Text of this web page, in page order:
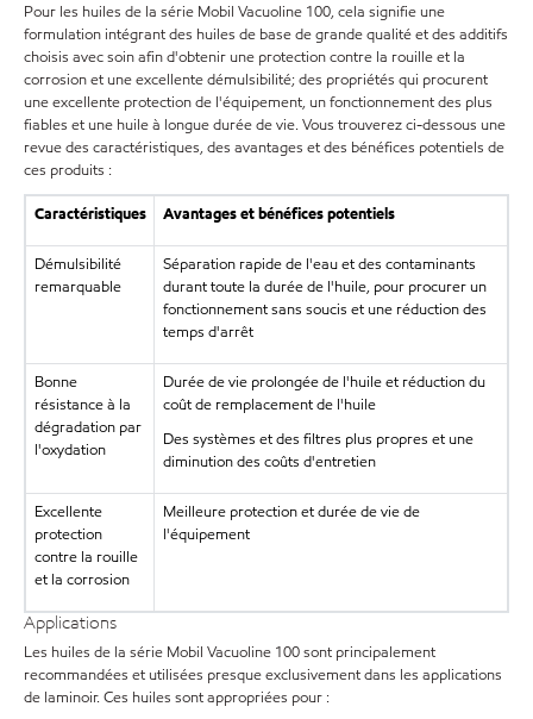
Pour les huiles de la série Mobil Vacuoline 100, cela signifie une
formulation intégrant des huiles de base de grande qualité et des additifs
choisis avec soin afin d'obtenir une protection contre la rouille et la
corrosion et une excellente démulsibilité; des propriétés qui procurent
une excellente protection de l'équipement, un fonctionnement des plus
fiables et une huile à longue durée de vie. Vous trouverez ci-dessous une
revue des caractéristiques, des avantages et des bénéfices potentiels de
ces produits :
Caractéristiques Avantages et bénéfices potentiels
Démulsibilité
remarquable
Séparation rapide de l'eau et des contaminants
durant toute la durée de l'huile, pour procurer un
fonctionnement sans soucis et une réduction des
temps d'arrêt
Bonne
résistance à la
dégradation par
l'oxydation
Durée de vie prolongée de l'huile et réduction du
coût de remplacement de l'huile
Des systèmes et des filtres plus propres et une
diminution des coûts d'entretien
Excellente
protection
contre la rouille
et la corrosion
Meilleure protection et durée de vie de
l'équipement
Applications
Les huiles de la série Mobil Vacuoline 100 sont principalement
recommandées et utilisées presque exclusivement dans les applications
de laminoir. Ces huiles sont appropriées pour :